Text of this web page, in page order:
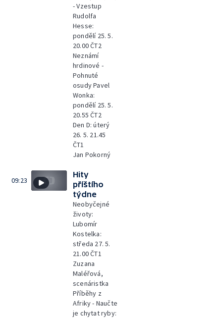
- Vzestup
Rudolfa
Hesse:
pondělí 25. 5.
20.00 ČT2
Neznámí
hrdinové -
Pohnuté
osudy Pavel
Wonka:
pondělí 25. 5.
20.55 ČT2
Den D: úterý
26. 5. 21.45
ČT1
Jan Pokorný
09:23
Hity
příštího
týdne
Neobyčejné
životy:
Lubomír
Kostelka:
středa 27. 5.
21.00 ČT1
Zuzana
Maléřová,
scenáristka
Příběhy z
Afriky - Naučte
je chytat ryby: